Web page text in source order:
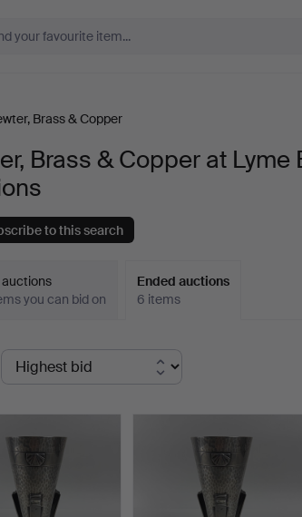
Brass & Copper
Brass & Copper at Lyme
to this search
you can bid on
Ended auctions
6 items